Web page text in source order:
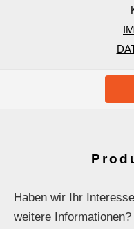
Haben wir Ihr
weitere